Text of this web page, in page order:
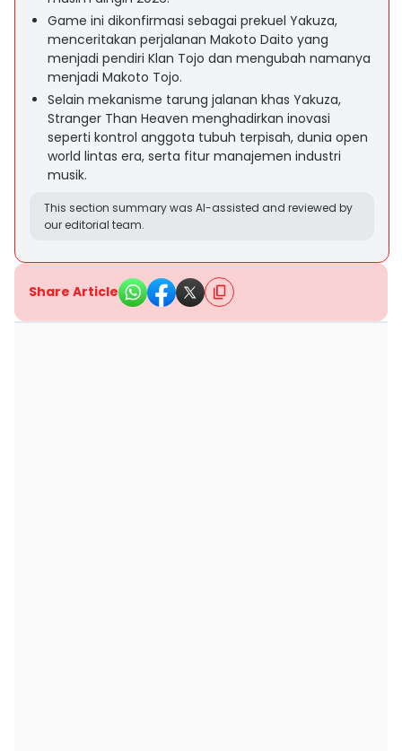
Game ini dikonfirmasi sebagai prekuel Yakuza,
menceritakan perjalanan Makoto Daito yang
menjadi pendiri Klan Tojo dan mengubah namanya
menjadi Makoto Tojo.
Selain mekanisme tarung jalanan khas Yakuza,
Stranger Than Heaven menghadirkan inovasi
seperti kontrol anggota tubuh terpisah, dunia open
world lintas era, serta fitur manajemen industri
musik.
This section summary was AI-assisted and reviewed by
our editorial team.
Share Article